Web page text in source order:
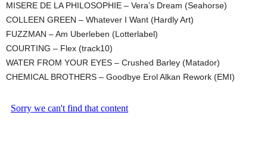
MISERE DE LA PHILOSOPHIE – Vera’s Dream (Seahorse)
COLLEEN GREEN – Whatever I Want (Hardly Art)
FUZZMAN – Am Uberleben (Lotterlabel)
COURTING – Flex (track10)
WATER FROM YOUR EYES – Crushed Barley (Matador)
CHEMICAL BROTHERS – Goodbye Erol Alkan Rework (EMI)